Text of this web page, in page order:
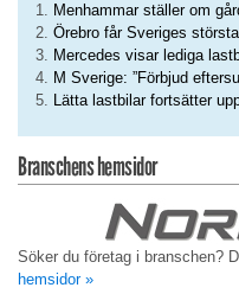
Menhammar ställer om
Örebro får Sveriges
Mercedes visar lediga
M Sverige: ”Förbjud
Lätta lastbilar fortsätter
Branschens hemsidor
Söker du företag i branschen?
hemsidor »